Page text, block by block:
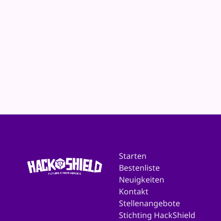
Starten
Bestenliste
Neuigkeiten
Kontakt
Stellenangebote
Stichting HackShield